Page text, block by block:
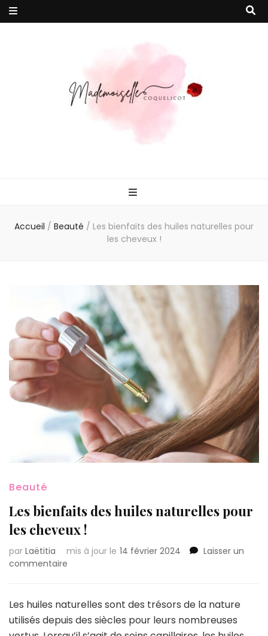
Coquelicot
Accueil / Beauté / Les bienfaits des huiles naturelles pour
les cheveux !
Beauté
Les bienfaits des huiles naturelles pour
les cheveux !
par Laëtitia mis à jour le 14 février 2024
Laisser un
commentaire
des
naturelles
Les huiles naturelles sont des trésors de la nature
utilisés depuis des siècles pour leurs nombreuses